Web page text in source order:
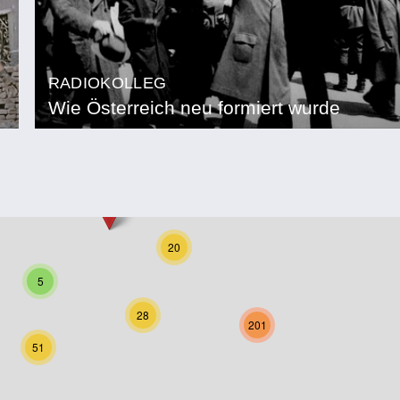
RADIOKOLLEG
Wie Österreich neu formiert wurde
28
20
51
201
5